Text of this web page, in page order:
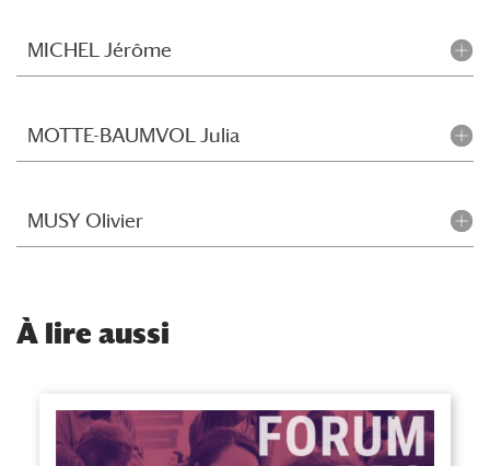
MICHEL Jérôme
MOTTE-BAUMVOL Julia
MUSY Olivier
À lire aussi